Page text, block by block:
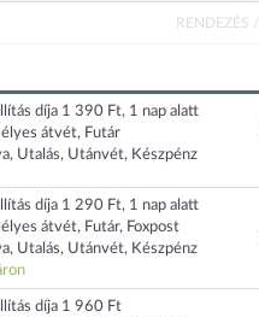
RENDEZÉS /
díja 1 390 Ft, 1 nap alatt
átvét, Futár
Utalás, Utánvét, Készpénz
díja 1 290 Ft, 1 nap alatt
átvét, Futár, Foxpost
Utalás, Utánvét, Készpénz
díja 1 960 Ft